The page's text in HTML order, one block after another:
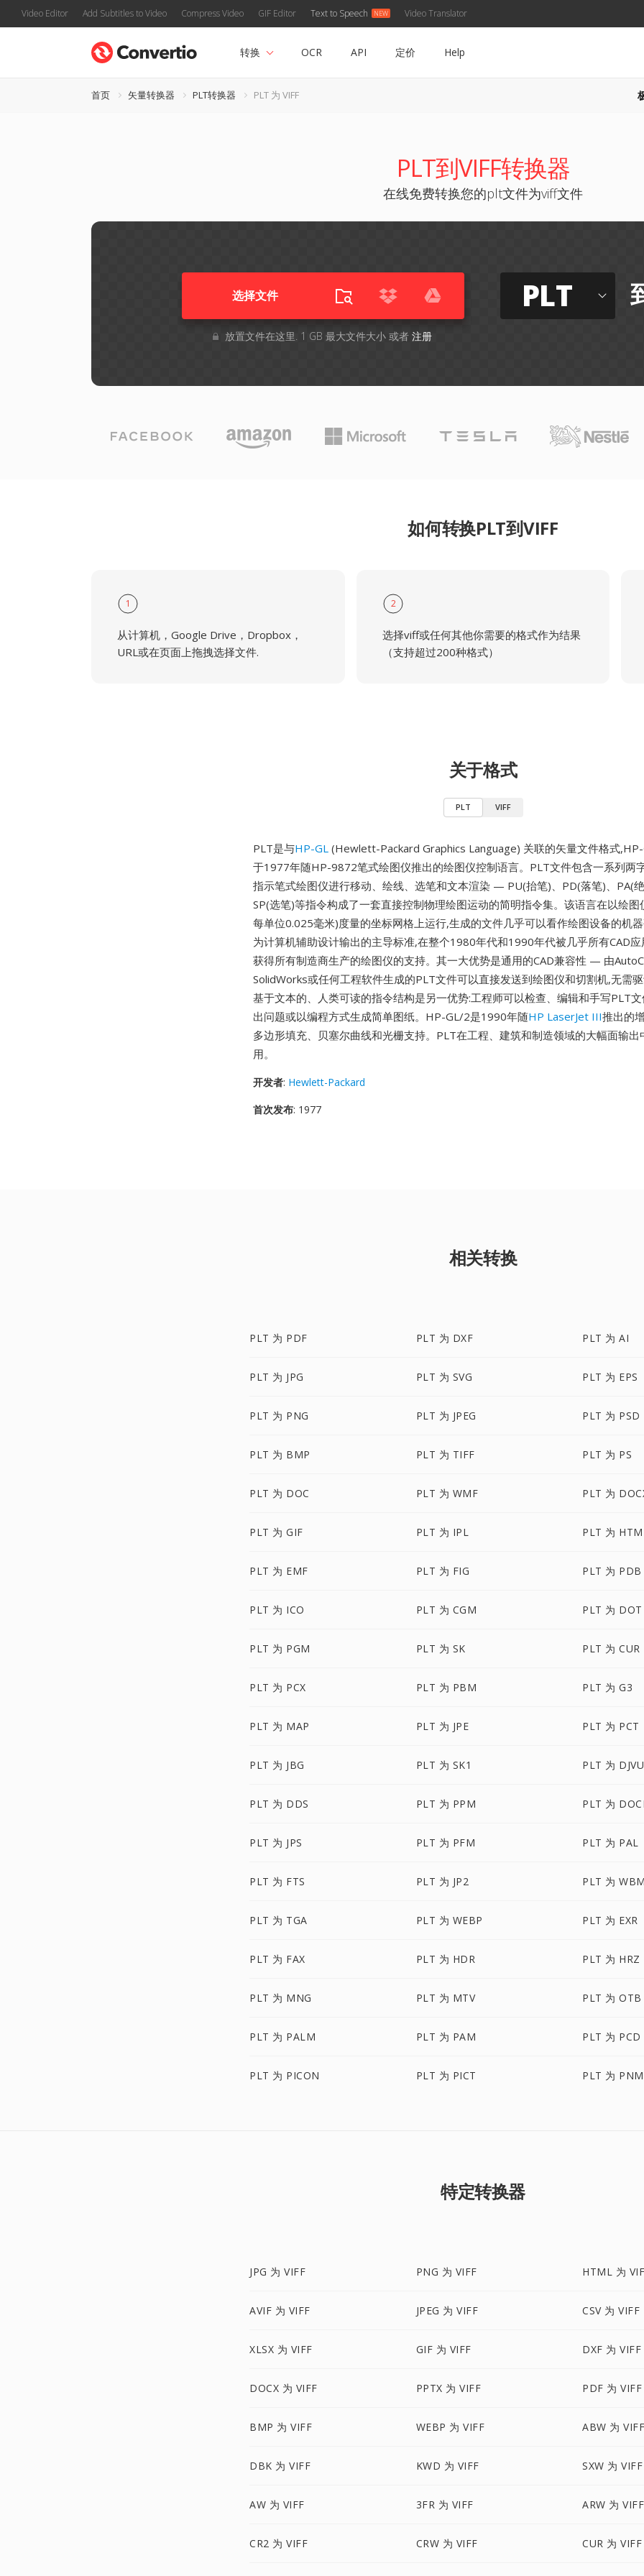
Video Editor Add Subtitles to Video Compress Video GIF Editor Text to Speech Video Translator
转换 OCR API 定价 Help
首页 矢量转换器 PLT转换器 PLT 为 VIFF
PLT到VIFF转换器
在线免费转换您的plt文件为viff文件
选择文件
放置文件在这里. 1 GB 最大文件大小 或者 注册
PLT
如何转换PLT到VIFF
1
从计算机，Google Drive，Dropbox，
URL或在页面上拖拽选择文件.
2
选择viff或任何其他你需要的格式作为结果
（支持超过200种格式）
关于格式
PLT VIFF
PLT是与HP-GL (Hewlett-Packard Graphics Language) 关联的矢量文件格式
于1977年随HP-9872笔式绘图仪推出的绘图仪控制语言。PLT文件包含一系列两
指示笔式绘图仪进行移动、绘线、选笔和文本渲染 — PU(抬笔)、PD(落笔)、PA(
SP(选笔)等指令构成了一套直接控制物理绘图运动的简明指令集。该语言在以绘图
每单位0.025毫米)度量的坐标网格上运行,生成的文件几乎可以看作绘图设备的机
为计算机辅助设计输出的主导标准,在整个1980年代和1990年代被几乎所有CAD
获得所有制造商生产的绘图仪的支持。其一大优势是通用的CAD兼容性 — 由
SolidWorks或任何工程软件生成的PLT文件可以直接发送到绘图仪和切割机,无需
基于文本的、人类可读的指令结构是另一优势:工程师可以检查、编辑和手写PLT
出问题或以编程方式生成简单图纸。HP-GL/2是1990年随HP LaserJet III推出的
多边形填充、贝塞尔曲线和光栅支持。PLT在工程、建筑和制造领域的大幅面输出
用。
开发者: Hewlett-Packard
首次发布: 1977
相关转换
PLT 为 PDF PLT 为 DXF PLT 为 AI
PLT 为 JPG PLT 为 SVG PLT 为 EPS
PLT 为 PNG PLT 为 JPEG PLT 为 PSD
PLT 为 BMP PLT 为 TIFF PLT 为 PS
PLT 为 DOC PLT 为 WMF PLT 为
PLT 为 GIF PLT 为 IPL PLT 为
PLT 为 EMF PLT 为 FIG PLT 为 PDB
PLT 为 ICO PLT 为 CGM PLT 为 DOT
PLT 为 PGM PLT 为 SK PLT 为 CUR
PLT 为 PCX PLT 为 PBM PLT 为 G3
PLT 为 MAP PLT 为 JPE PLT 为 PCT
PLT 为 JBG PLT 为 SK1 PLT 为 DJVU
PLT 为 DDS PLT 为 PPM PLT 为
PLT 为 JPS PLT 为 PFM PLT 为 PAL
PLT 为 FTS PLT 为 JP2 PLT 为
PLT 为 TGA PLT 为 WEBP PLT 为 EXR
PLT 为 FAX PLT 为 HDR PLT 为 HRZ
PLT 为 MNG PLT 为 MTV PLT 为 OTB
PLT 为 PALM PLT 为 PAM PLT 为 PCD
PLT 为 PICON PLT 为 PICT PLT 为 PNM
特定转换器
JPG 为 VIFF PNG 为 VIFF HTML 为
AVIF 为 VIFF JPEG 为 VIFF CSV 为 VIFF
XLSX 为 VIFF GIF 为 VIFF DXF 为 VIFF
DOCX 为 VIFF PPTX 为 VIFF PDF 为 VIFF
BMP 为 VIFF WEBP 为 VIFF ABW 为
DBK 为 VIFF KWD 为 VIFF SXW 为 VIFF
AW 为 VIFF 3FR 为 VIFF ARW 为 VIFF
CR2 为 VIFF CRW 为 VIFF CUR 为 VIFF